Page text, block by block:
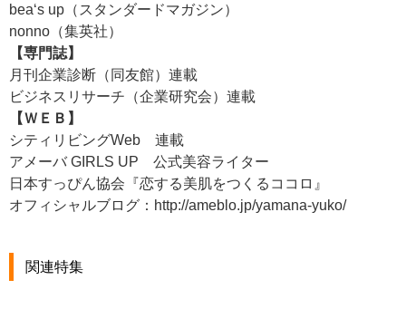
bea‘s up（スタンダードマガジン）
nonno（集英社）
【専門誌】
月刊企業診断（同友館）連載
ビジネスリサーチ（企業研究会）連載
【ＷＥＢ】
シティリビングWeb 連載
アメーバ GIRLS UP 公式美容ライター
日本すっぴん協会『恋する美肌をつくるココロ』
オフィシャルブログ：http://ameblo.jp/yamana-yuko/
関連特集